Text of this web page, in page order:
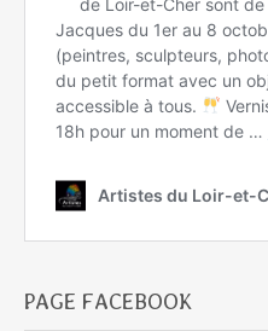
PAGE FACEBOOK